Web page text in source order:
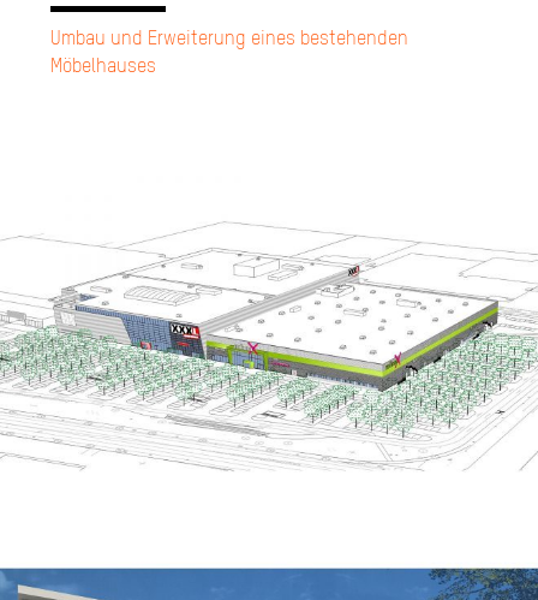
Umbau und Erweiterung eines bestehenden
Möbelhauses